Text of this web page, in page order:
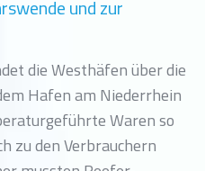
und zur
die Westhäfen über die
Hafen am Niederrhein
Waren so
zu den Verbrauchern